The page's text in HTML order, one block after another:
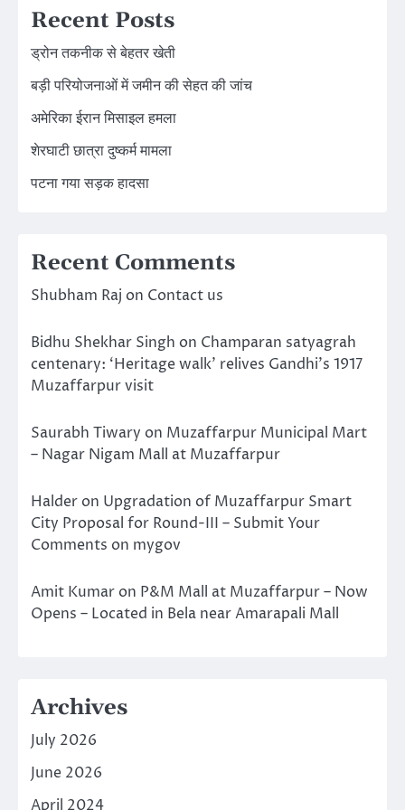
Recent Posts
ड्रोन तकनीक से बेहतर खेती
बड़ी परियोजनाओं में जमीन की सेहत की जांच
अमेरिका ईरान मिसाइल हमला
शेरघाटी छात्रा दुष्कर्म मामला
पटना गया सड़क हादसा
Recent Comments
Shubham Raj on Contact us
Bidhu Shekhar Singh on Champaran satyagrah
centenary: ‘Heritage walk’ relives Gandhi’s 1917
Muzaffarpur visit
Saurabh Tiwary on Muzaffarpur Municipal Mart
– Nagar Nigam Mall at Muzaffarpur
Halder on Upgradation of Muzaffarpur Smart
City Proposal for Round-III – Submit Your
Comments on mygov
Amit Kumar on P&M Mall at Muzaffarpur – Now
Opens – Located in Bela near Amarapali Mall
Archives
July 2026
June 2026
April 2024